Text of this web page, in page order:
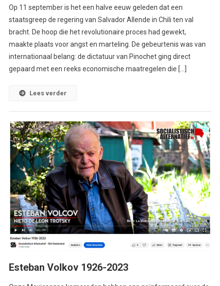
Op 11 september is het een halve eeuw geleden dat een
staatsgreep de regering van Salvador Allende in Chili ten val
bracht. De hoop die het revolutionaire proces had gewekt,
maakte plaats voor angst en marteling. De gebeurtenis was van
internationaal belang: de dictatuur van Pinochet ging direct
gepaard met een reeks economische maatregelen die […]
Lees verder
Esteban Volkov 1926-2023